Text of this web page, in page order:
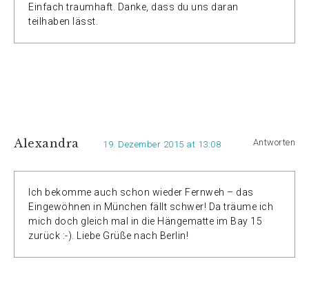
Einfach traumhaft. Danke, dass du uns daran
teilhaben lässt.
Alexandra 19. Dezember 2015 at 13:08 Antworten
Ich bekomme auch schon wieder Fernweh – das
Eingewöhnen in München fällt schwer! Da träume ich
mich doch gleich mal in die Hängematte im Bay 15
zurück :-). Liebe Grüße nach Berlin!